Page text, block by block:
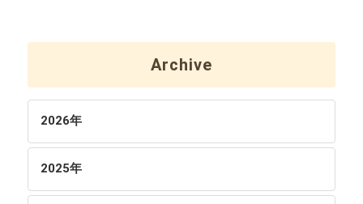
Archive
2026年
2025年